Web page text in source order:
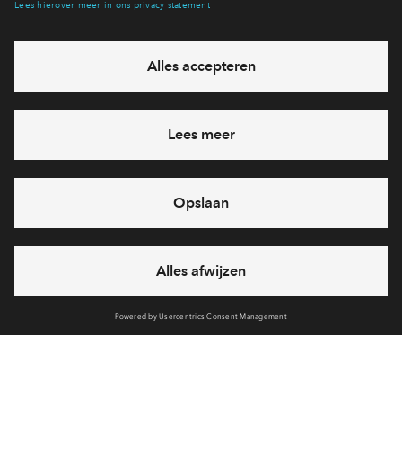
eventuele projecten
Ja, ik wil mij aanmelden
71 22 864